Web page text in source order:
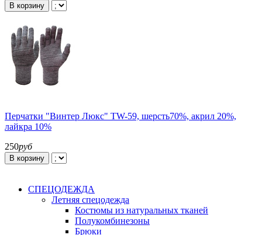
В корзину
Перчатки "Винтер Люкс" TW-59, шерсть70%, акрил 20%,
лайкра 10%
250руб
В корзину
СПЕЦОДЕЖДА
Летняя спецодежда
Костюмы из натуральных тканей
Полукомбинезоны
Брюки